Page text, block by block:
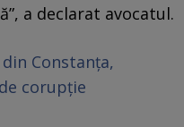
a declarat avocatul.
Constanța,
corupție